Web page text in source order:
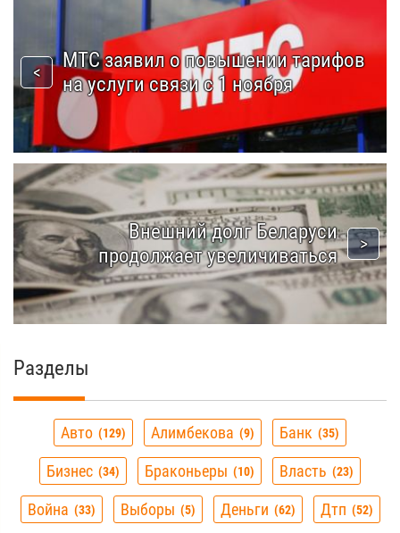
МТС заявил о повышении тарифов
на услуги связи с 1 ноября
Внешний долг Беларуси
продолжает увеличиваться
Разделы
Авто 129 Алимбекова 9 Банк 35
Бизнес 34 Браконьеры 10 Власть 23
Война 33 Выборы 5 Деньги 62 Дтп 52